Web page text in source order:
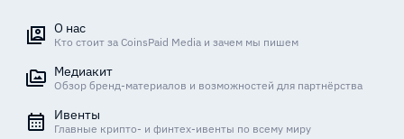
О нас
Кто стоит за CoinsPaid Media и зачем мы пишем
Медиакит
Обзор бренд-материалов и возможностей для партнёрства
Ивенты
Главные крипто- и финтех-ивенты по всему миру